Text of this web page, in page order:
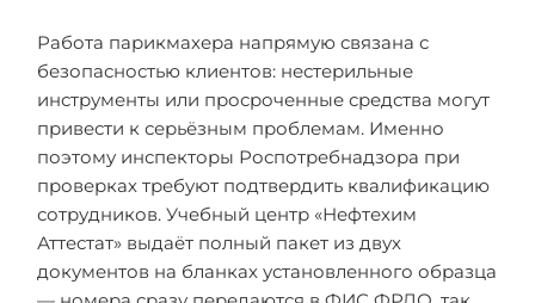
Работа парикмахера напрямую связана с
безопасностью клиентов: нестерильные
инструменты или просроченные средства могут
привести к серьёзным проблемам. Именно
поэтому инспекторы Роспотребнадзора при
проверках требуют подтвердить квалификацию
сотрудников. Учебный центр «Нефтехим
Аттестат» выдаёт полный пакет из двух
документов на бланках установленного образца